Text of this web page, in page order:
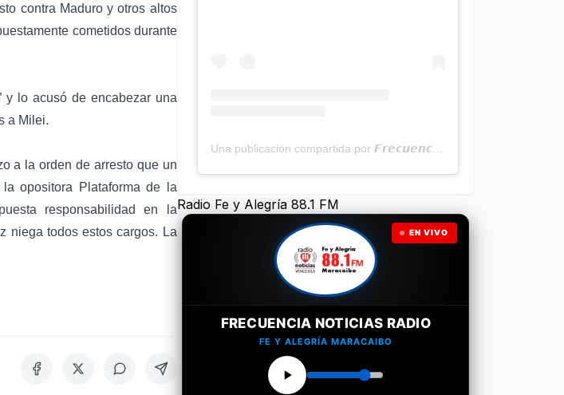
contra Maduro y otros altos
cometidos durante
y lo acusó de encabezar una
a Milei.
a la orden de arresto que un
opositora Plataforma de la
responsabilidad en la
niega todos estos cargos. La
Una publicación compartida por 𝙁𝙧𝙚𝙘𝙪𝙚𝙣𝙘𝙞𝙖 𝙉𝙤𝙩𝙞𝙘𝙞𝙖𝙨 | Programa Radial (@frecuencianoticias)
Radio Fe y Alegría 88.1 FM
EN VIVO
FRECUENCIA NOTICIAS RADIO
FE Y ALEGRÍA MARACAIBO